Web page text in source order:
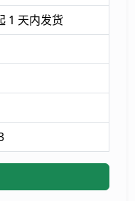
1 天内发货